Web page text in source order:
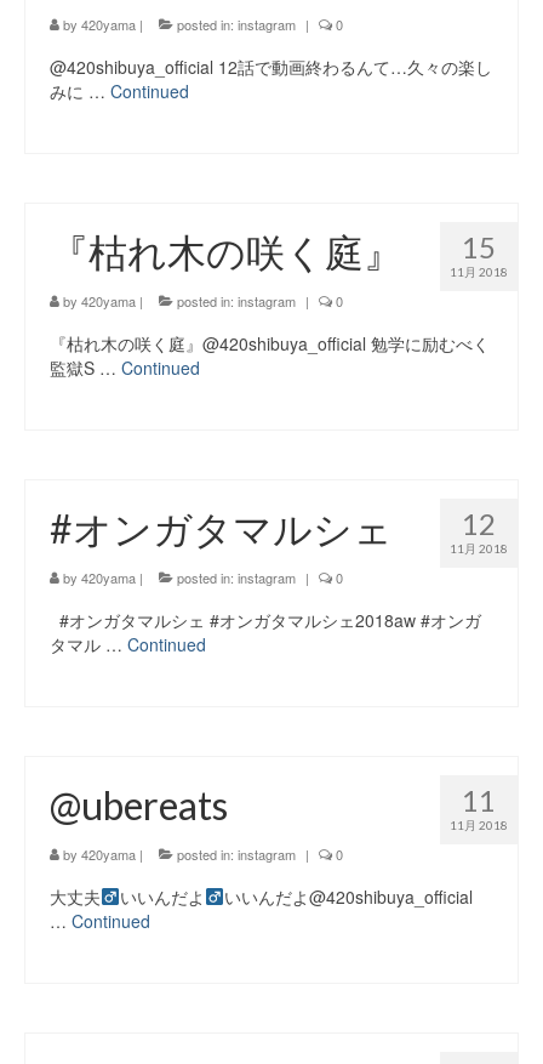
by 420yama | posted in: instagram | 0
@420shibuya_official 12話で動画終わるんて…久々の楽し
みに … Continued
15
11月 2018
『枯れ木の咲く庭』
by 420yama | posted in: instagram | 0
『枯れ木の咲く庭』@420shibuya_official 勉学に励むべく
監獄S … Continued
12
11月 2018
#オンガタマルシェ
by 420yama | posted in: instagram | 0
#オンガタマルシェ #オンガタマルシェ2018aw #オンガ
タマル … Continued
11
11月 2018
@ubereats
by 420yama | posted in: instagram | 0
大丈夫‍ いいんだよ‍
いいんだよ@420shibuya_official
… Continued